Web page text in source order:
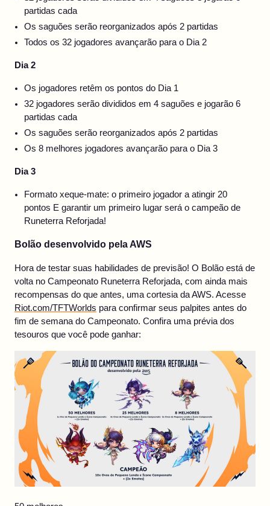
partidas cada
Os saguões serão reorganizados após 2 partidas
Todos os 32 jogadores avançarão para o Dia 2
Dia 2
Os jogadores retêm os pontos do Dia 1
32 jogadores serão divididos em 4 saguões e jogarão 6
partidas cada
Os saguões serão reorganizados após 2 partidas
Os 8 melhores jogadores avançarão para o Dia 3
Dia 3
Formato xeque-mate: o primeiro jogador a atingir 20
pontos E garantir um primeiro lugar será o campeão de
Runeterra Reforjada!
Bolão desenvolvido pela AWS
Hora de testar suas habilidades de previsão! O Bolão está de
volta no Campeonato Runeterra Reforjada, com ainda mais
recompensas do que antes, uma cortesia da AWS. Acesse
Riot.com/TFTWorlds para confirmar seus palpites antes do
fim de semana do Campeonato. Confira uma prévia dos
tesouros que você pode ganhar: